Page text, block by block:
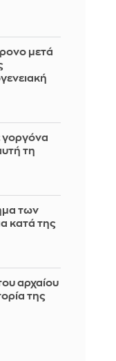
μετά
γοργόνα
τη
των
κατά της
αρχαίου
της